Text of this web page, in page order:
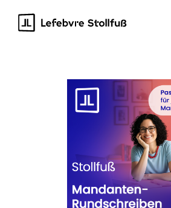
springen
Bildergalerie überspringen